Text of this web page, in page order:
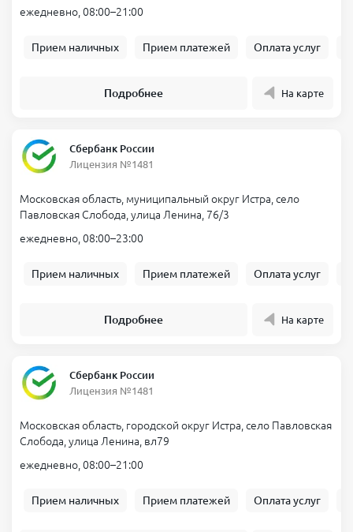
ежедневно, 08:00–21:00
Прием наличных Прием платежей Оплата услуг
Подробнее На карте
Сбербанк России
Лицензия №1481
Московская область, муниципальный округ Истра, село
Павловская Слобода, улица Ленина, 76/3
ежедневно, 08:00–23:00
Прием наличных Прием платежей Оплата услуг
Подробнее На карте
Сбербанк России
Лицензия №1481
Московская область, городской округ Истра, село Павловская
Слобода, улица Ленина, вл79
ежедневно, 08:00–21:00
Прием наличных Прием платежей Оплата услуг